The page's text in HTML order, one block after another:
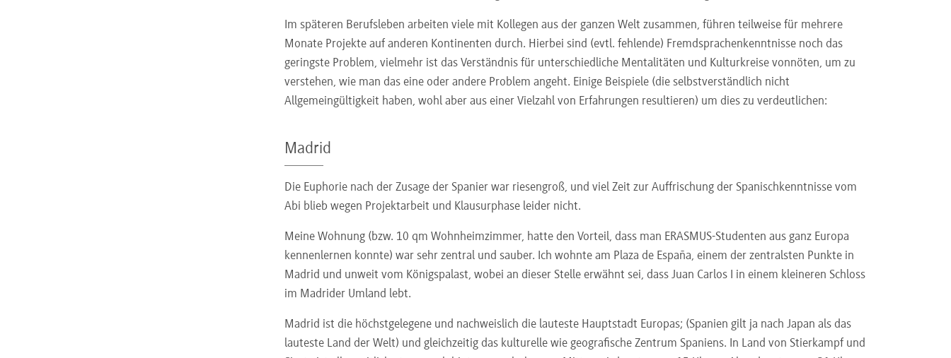
Im späteren Berufsleben arbeiten viele mit Kollegen aus der ganzen Welt zusammen, führen teilweise für mehrere
Monate Projekte auf anderen Kontinenten durch. Hierbei sind (evtl. fehlende) Fremdsprachenkenntnisse noch das
geringste Problem, vielmehr ist das Verständnis für unterschiedliche Mentalitäten und Kulturkreise vonnöten, um zu
verstehen, wie man das eine oder andere Problem angeht. Einige Beispiele (die selbstverständlich nicht
Allgemeingültigkeit haben, wohl aber aus einer Vielzahl von Erfahrungen resultieren) um dies zu verdeutlichen:
Madrid
Die Euphorie nach der Zusage der Spanier war riesengroß, und viel Zeit zur Auffrischung der Spanischkenntnisse vom
Abi blieb wegen Projektarbeit und Klausurphase leider nicht.
Meine Wohnung (bzw. 10 qm Wohnheimzimmer, hatte den Vorteil, dass man ERASMUS-Studenten aus ganz Europa
kennenlernen konnte) war sehr zentral und sauber. Ich wohnte am Plaza de España, einem der zentralsten Punkte in
Madrid und unweit vom Königspalast, wobei an dieser Stelle erwähnt sei, dass Juan Carlos I in einem kleineren Schloss
im Madrider Umland lebt.
Madrid ist die höchstgelegene und nachweislich die lauteste Hauptstadt Europas; (Spanien gilt ja nach Japan als das
lauteste Land der Welt) und gleichzeitig das kulturelle wie geografische Zentrum Spaniens. In Land von Stierkampf und